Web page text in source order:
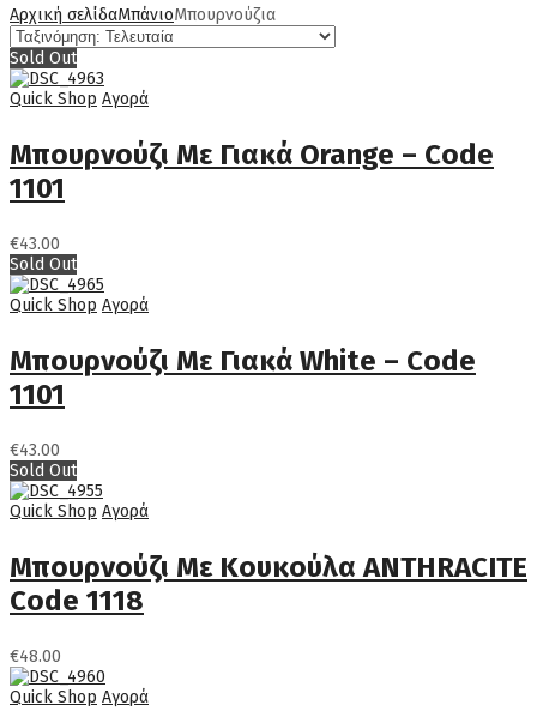
Αρχική σελίδαΜπάνιοΜπουρνούζια
Sold Out
Quick Shop Αγορά
Μπουρνούζι Με Γιακά Orange – Code
1101
€43.00
Sold Out
Quick Shop Αγορά
Μπουρνούζι Με Γιακά White – Code
1101
€43.00
Sold Out
Quick Shop Αγορά
Μπουρνούζι Με Κουκούλα ANTHRACITE
Code 1118
€48.00
Quick Shop Αγορά